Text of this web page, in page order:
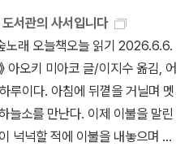
밥을 짓고서 빨래를 한다. 이불을
의 비밀》은 요즈막 같은 여름에
싶다. 가만 보면, 숲은 ‘수수께
베풀고 나눈다. 나무가 우거지면
나무가 싹 밀리면 여름에 불볕이
람은 늘 스스로 사랑을 밝히는 하
나 숲을 아예 등지거나 숲을 가까
서관의 사서입니다
노래 오늘책오늘 읽기 2026.6.6.
아오키 미아코 글/이지수 옮김, 어
루이다. 아침에 뒤꼍을 거닐며 멧
늘소를 만난다. 이제 이불을 말린
넉넉할 적에 이불을 내놓으며 느